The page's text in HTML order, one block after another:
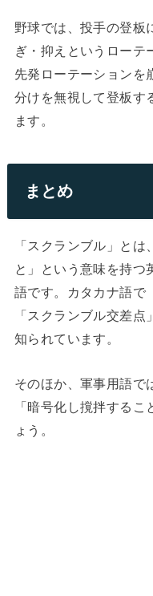
野球では、投手の登板
ぎ・抑えというローテ
先発ローテーションを
分けを無視して登板す
ます。
まとめ
「スクランブル」と
と」という意味を持つ
語です。カタカナ語で
「スクランブル交差
知られています。
そのほか、軍事用語で
「暗号化し撹拌する
ょう。